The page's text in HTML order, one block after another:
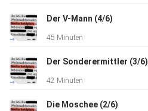
http://x.swr.de/s/breitscheidplatz
Der V-Mann (4/6)
45 Minuten
Der Sonderermittler (3/6)
42 Minuten
Die Moschee (2/6)